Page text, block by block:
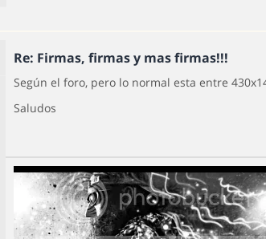
Re: Firmas, firmas y mas firmas!!!
Según el foro, pero lo normal esta entre
Saludos